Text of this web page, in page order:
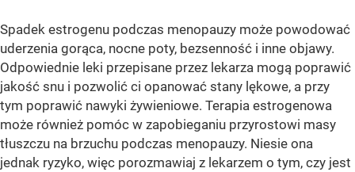
Spadek estrogenu podczas menopauzy może powodować
uderzenia gorąca, nocne poty, bezsenność i inne objawy.
Odpowiednie leki przepisane przez lekarza mogą poprawić
jakość snu i pozwolić ci opanować stany lękowe, a przy
tym poprawić nawyki żywieniowe. Terapia estrogenowa
może również pomóc w zapobieganiu przyrostowi masy
tłuszczu na brzuchu podczas menopauzy. Niesie ona
jednak ryzyko, więc porozmawiaj z lekarzem o tym, czy jest